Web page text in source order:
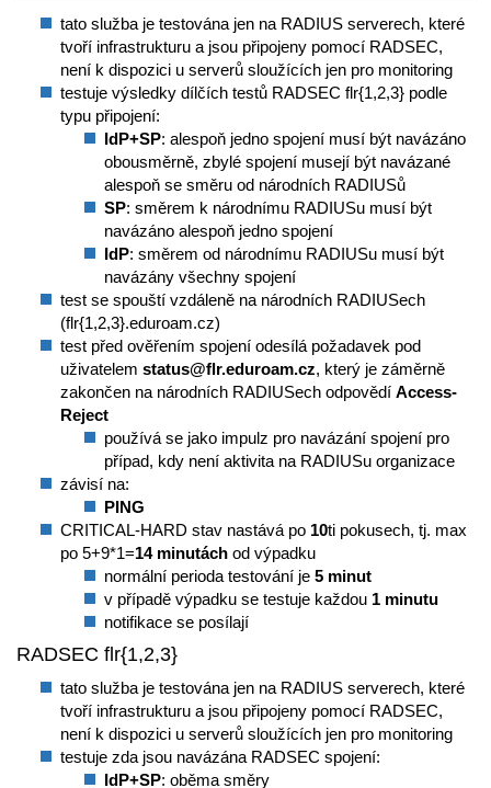
tato služba je testována jen na RADIUS serverech, které
tvoří infrastrukturu a jsou připojeny pomocí RADSEC,
není k dispozici u serverů sloužících jen pro monitoring
testuje výsledky dílčích testů RADSEC flr{1,2,3} podle
typu připojení:
IdP+SP: alespoň jedno spojení musí být navázáno
obousměrně, zbylé spojení musejí být navázané
alespoň se směru od národních RADIUSů
SP: směrem k národnímu RADIUSu musí být
navázáno alespoň jedno spojení
IdP: směrem od národnímu RADIUSu musí být
navázány všechny spojení
test se spouští vzdáleně na národních RADIUSech
(flr{1,2,3}.eduroam.cz)
test před ověřením spojení odesílá požadavek pod
uživatelem status@flr.eduroam.cz, který je záměrně
zakončen na národních RADIUSech odpovědí Access-
Reject
používá se jako impulz pro navázání spojení pro
případ, kdy není aktivita na RADIUSu organizace
závisí na:
PING
CRITICAL-HARD stav nastává po 10ti pokusech, tj. max
po 5+9*1=14 minutách od výpadku
normální perioda testování je 5 minut
v případě výpadku se testuje každou 1 minutu
notifikace se posílají
RADSEC flr{1,2,3}
tato služba je testována jen na RADIUS serverech, které
tvoří infrastrukturu a jsou připojeny pomocí RADSEC,
není k dispozici u serverů sloužících jen pro monitoring
testuje zda jsou navázána RADSEC spojení:
IdP+SP: oběma směry